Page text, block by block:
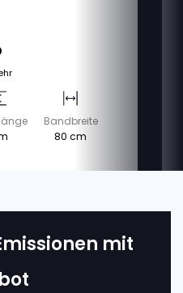
Bandbreite
80 cm
mit